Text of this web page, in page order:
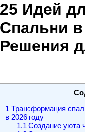
25 Идей
Спальни
Решения
1 Трансформация
в 2026 году
1.1 Создание уюта